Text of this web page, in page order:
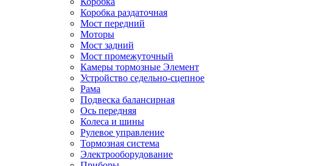
Коробка раздаточная
Мост передний
Моторы
Мост задний
Мост промежуточный
Камеры тормозные Элемент
Устройство седельно-сцепное
Рама
Подвеска балансирная
Ось передняя
Колеса и шины
Рулевое управление
Тормозная система
Электрооборудование